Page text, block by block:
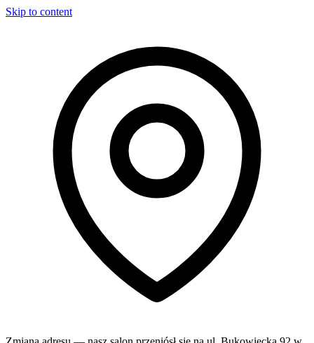
Skip to content